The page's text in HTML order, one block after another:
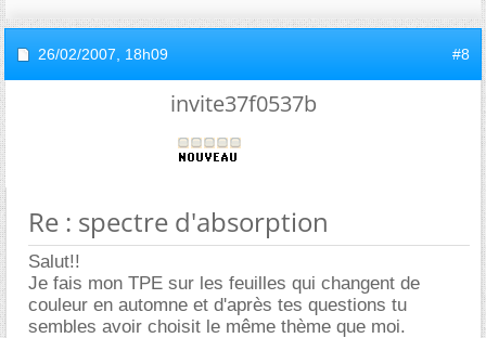
26/02/2007, 18h09 #8
invite37f0537b
Re : spectre d'absorption
Salut!!
Je fais mon TPE sur les feuilles qui changent de
couleur en automne et d'après tes questions tu
sembles avoir choisit le même thème que moi.